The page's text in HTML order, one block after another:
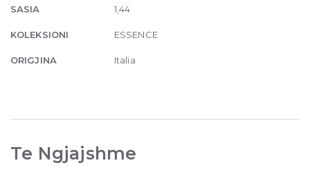
SASIA 1,44
KOLEKSIONI ESSENCE
ORIGJINA Italia
Te Ngjajshme